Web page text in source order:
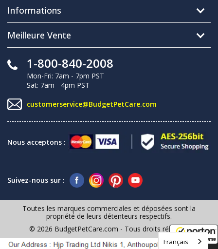
Informations
Meilleure Vente
1-800-840-2008
Mon-Fri: 7am - 7pm PST
Sat: 7am - 4pm PST
customerservice@BudgetPetCare.com
Nous acceptons :
Suivez-nous sur :
Toutes les marques commerciales et déposées sont la
propriété de leurs détenteurs respectifs.
© 2026 BudgetPetCare.com - Tous droits réservés
Français